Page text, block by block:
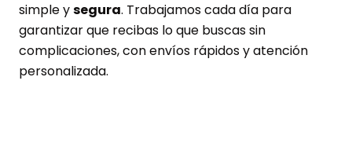
simple ysegura. Trabajamos cada día para
garantizar que recibas lo que buscas sin
complicaciones, con envíos rápidos y atención
personalizada.